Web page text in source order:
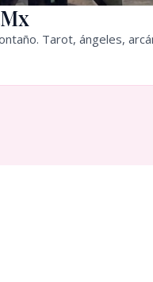
Tarot, ángeles,